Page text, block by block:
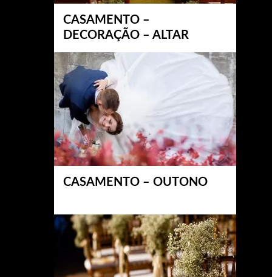
CASAMENTO –
DECORAÇÃO – ALTAR
CASAMENTO – OUTONO